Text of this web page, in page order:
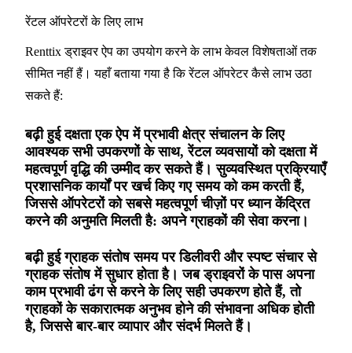
रेंटल ऑपरेटरों के लिए लाभ
Renttix ड्राइवर ऐप का उपयोग करने के लाभ केवल विशेषताओं तक
सीमित नहीं हैं। यहाँ बताया गया है कि रेंटल ऑपरेटर कैसे लाभ उठा
सकते हैं:
बढ़ी हुई दक्षता एक ऐप में प्रभावी क्षेत्र संचालन के लिए
आवश्यक सभी उपकरणों के साथ, रेंटल व्यवसायों को दक्षता में
महत्वपूर्ण वृद्धि की उम्मीद कर सकते हैं। सुव्यवस्थित प्रक्रियाएँ
प्रशासनिक कार्यों पर खर्च किए गए समय को कम करती हैं,
जिससे ऑपरेटरों को सबसे महत्वपूर्ण चीज़ों पर ध्यान केंद्रित
करने की अनुमति मिलती है: अपने ग्राहकों की सेवा करना।
बढ़ी हुई ग्राहक संतोष समय पर डिलीवरी और स्पष्ट संचार से
ग्राहक संतोष में सुधार होता है। जब ड्राइवरों के पास अपना
काम प्रभावी ढंग से करने के लिए सही उपकरण होते हैं, तो
ग्राहकों के सकारात्मक अनुभव होने की संभावना अधिक होती
है, जिससे बार-बार व्यापार और संदर्भ मिलते हैं।